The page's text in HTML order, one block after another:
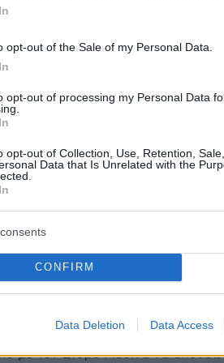
opt-out of the Sale of my Personal Data.
opt-out of processing my Personal Data
opt-out of Collection, Use, Retention,
Data that Is Unrelated with the
CONFIRM
Data Deletion Data Access
Μιλάνο: Οπαδός
και αυτός
έκλεψε την παράσταση στο
«Από τις πιο
της Euroleague βρίσκει την
με τον Ετόρε Μεσίνα να
1